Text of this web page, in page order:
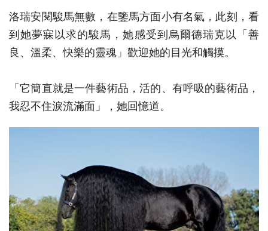
洛瑞安閱駿馬無數，在鑒馬方面小有名氣，此刻，看
到她夢寐以求的駿馬，她感受到烏爾德瑞克以「善
良、溫柔、快樂的靈魂」歡迎她的目光和觸摸。
「它簡直就是一件藝術品，活的、有呼吸的藝術品，
我忍不住淚流滿面」，她回憶道。